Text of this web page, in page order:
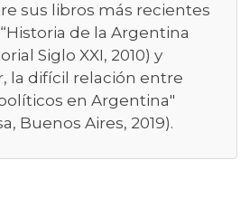
sus libros más recientes
de la Argentina
Siglo XXI, 2010) y
la difícil relación entre
en Argentina"
Buenos Aires, 2019).